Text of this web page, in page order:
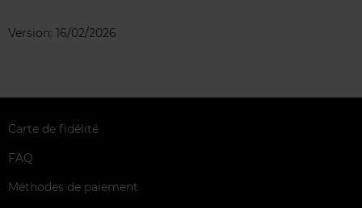
Version: 16/02/2026
Carte de fidélité
FAQ
Méthodes de paiement